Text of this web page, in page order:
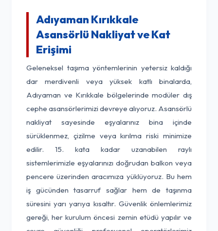
Adıyaman Kırıkkale
Asansörlü Nakliyat ve Kat
Erişimi
Geleneksel taşıma yöntemlerinin yetersiz kaldığı
dar merdivenli veya yüksek katlı binalarda,
Adıyaman ve Kırıkkale bölgelerinde modüler dış
cephe asansörlerimizi devreye alıyoruz. Asansörlü
nakliyat sayesinde eşyalarınız bina içinde
sürüklenmez, çizilme veya kırılma riski minimize
edilir. 15. kata kadar uzanabilen raylı
sistemlerimizle eşyalarınızı doğrudan balkon veya
pencere üzerinden aracımıza yüklüyoruz. Bu hem
iş gücünden tasarruf sağlar hem de taşınma
süresini yarı yarıya kısaltır. Güvenlik önlemlerimiz
gereği, her kurulum öncesi zemin etüdü yapılır ve